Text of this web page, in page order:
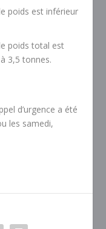
poids est inférieur
poids total est
3,5 tonnes.
d’urgence a été
les samedi,